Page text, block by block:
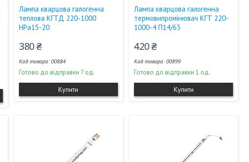
Лампа кварцова галогенна
теплова КГТД 220-1000
НPа15-20
380 ₴
00884
Готово до відправки 7 од.
Купити
Лампа кварцова галогенна
термовипромінювач КГТ 220-
1000-4 П14/63
420 ₴
00899
Готово до відправки 1 од.
Купити